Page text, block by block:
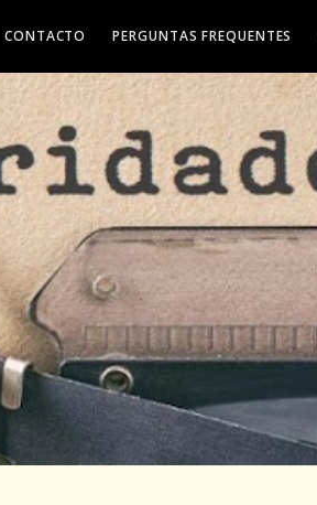
CONTACTO PERGUNTAS FREQUENTES